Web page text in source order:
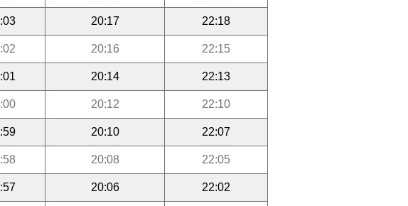
20:17 22:18
20:16 22:15
20:14 22:13
20:12 22:10
20:10 22:07
20:08 22:05
20:06 22:02